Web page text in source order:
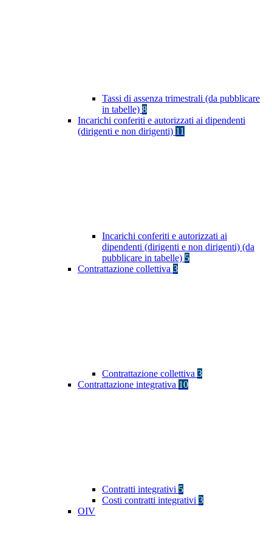
Tassi di assenza trimestrali (da pubblicare
in tabelle) 8
Incarichi conferiti e autorizzati ai dipendenti
(dirigenti e non dirigenti) 11
Incarichi conferiti e autorizzati ai
dipendenti (dirigenti e non dirigenti) (da
pubblicare in tabelle) 5
Contrattazione collettiva 3
Contrattazione collettiva 3
Contrattazione integrativa 10
Contratti integrativi 5
Costi contratti integrativi 3
OIV